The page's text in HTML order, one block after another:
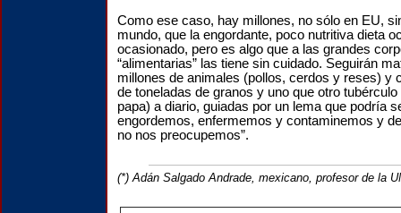
Como ese caso, hay millones, no sólo en EU,
mundo, que la engordante, poco nutritiva dieta
ocasionado, pero es algo que a las grandes
“alimentarias” las tiene sin cuidado. Seguirán
millones de animales (pollos, cerdos y reses) y
de toneladas de granos y uno que otro
papa) a diario, guiadas por un lema que podría
engordemos, enfermemos y contaminemos y
no nos preocupemos”.
(*) Adán Salgado Andrade, mexicano, profesor de la